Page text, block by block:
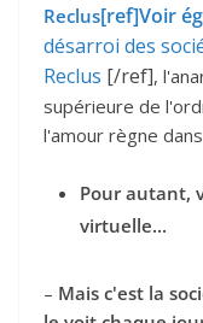
Reclus[ref]Voir
désarroi des
Reclus [/ref],
supérieure de
l'amour règne
Pour autant,
virtuelle...
– Mais c'est la